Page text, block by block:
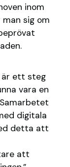
inom
sig om
är ett steg
vara en
digitala
detta att
att